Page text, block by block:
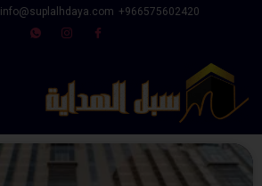
966575602420⁩+
info@suplalhdaya.com